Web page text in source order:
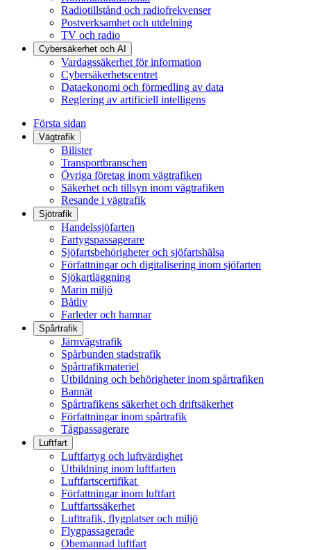
Radiotillstånd och radiofrekvenser
Postverksamhet och utdelning
TV och radio
Cybersäkerhet och AI
Vardagssäkerhet för information
Cybersäkerhetscentret
Dataekonomi och förmedling av data
Reglering av artificiell intelligens
Första sidan
Vägtrafik
Bilister
Transportbranschen
Övriga företag inom vägtrafiken
Säkerhet och tillsyn inom vägtrafiken
Resande i vägtrafik
Sjötrafik
Handelssjöfarten
Fartygspassagerare
Sjöfartsbehörigheter och sjöfartshälsa
Författningar och digitalisering inom sjöfarten
Sjökartläggning
Marin miljö
Båtliv
Farleder och hamnar
Spårtrafik
Järnvägstrafik
Spårbunden stadstrafik
Spårtrafikmateriel
Utbildning och behörigheter inom spårtrafiken
Bannät
Spårtrafikens säkerhet och driftsäkerhet
Författningar inom spårtrafik
Tågpassagerare
Luftfart
Luftfartyg och luftvärdighet
Utbildning inom luftfarten
Luftfartscertifikat
Författningar inom luftfart
Luftfartssäkerhet
Lufttrafik, flygplatser och miljö
Flygpassagerade
Obemannad luftfart